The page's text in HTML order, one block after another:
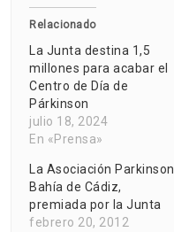
Relacionado
La Junta destina 1,5
millones para acabar el
Centro de Día de
Párkinson
julio 18, 2024
En «Prensa»
La Asociación Parkinson
Bahía de Cádiz,
premiada por la Junta
febrero 20, 2012